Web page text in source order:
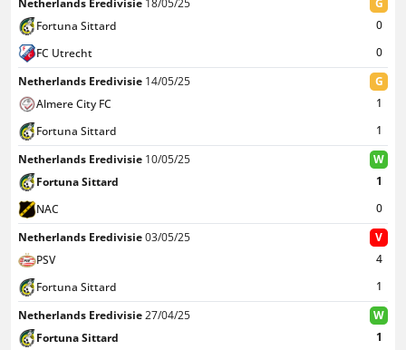
Netherlands Eredivisie 18/05/25 G
FC Utrecht 0
Fortuna Sittard 0
Netherlands Eredivisie 14/05/25
G
Almere City FC
1
Fortuna Sittard
1
Netherlands Eredivisie 10/05/25 W
NAC 0
Fortuna Sittard 1
Netherlands Eredivisie03/05/25
V
PSV
4
Fortuna Sittard
1
Netherlands Eredivisie27/04/25
W
Fortuna Sittard
1